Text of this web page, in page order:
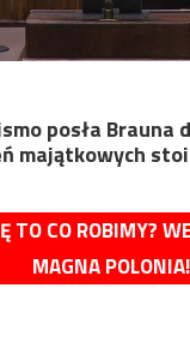
posła
majątkowych
TO CO ROBIMY?
MAGNA POLONIA!